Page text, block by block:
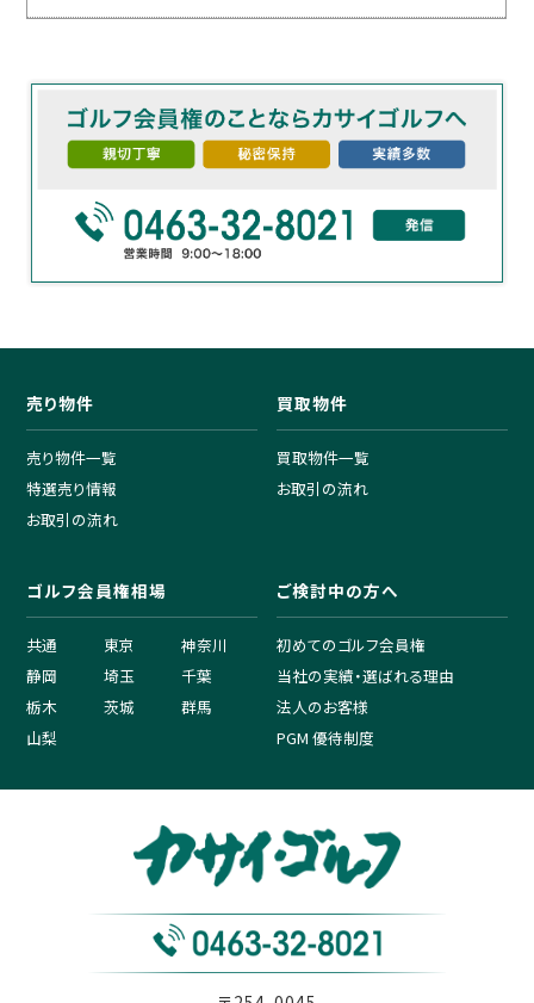
売り物件
売り物件一覧
特選売り情報
お取引の流れ
買取物件
買取物件一覧
お取引の流れ
ゴルフ会員権相場
共通 東京
神奈川
静岡
埼玉
千葉
栃木
茨城
群馬
山梨
ご検討中の方へ
初めてのゴルフ会員権
当社の実績・選ばれる理由
法人のお客様
PGM 優待制度